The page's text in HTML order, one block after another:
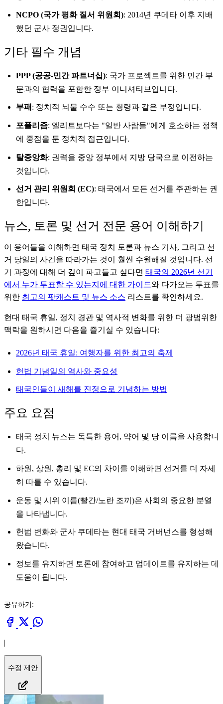
NCPO (국가 평화 질서 위원회): 2014년 쿠데타 이후 지배
했던 군사 정권입니다.
기타 필수 개념
PPP (공공-민간 파트너십): 국가 프로젝트를 위한 민간 부
문과의 협력을 포함한 정부 이니셔티브입니다.
부패 : 정치적 뇌물 수수 또는 횡령과 같은 부정입니다.
포퓰리즘: 엘리트보다는 "일반 사람들"에게 호소하는 정책
에 중점을 둔 정치적 접근입니다.
탈중앙화: 권력을 중앙 정부에서 지방 당국으로 이전하는
것입니다.
선거 관리 위원회 (EC): 태국에서 모든 선거를 주관하는 권
한입니다.
뉴스, 토론 및 선거 전문 용어 이해하기
이 용어들을 이해하면 태국 정치 토론과 뉴스 기사, 그리고 선
거 당일의 사건을 따라가는 것이 훨씬 수월해질 것입니다. 선
거 과정에 대해 더 깊이 파고들고 싶다면 태국의 2026년 선거
에서 누가 투표할 수 있는지에 대한 가이드와 다가오는 투표를
위한 최고의 팟캐스트 및 뉴스 소스 리스트를 확인하세요.
현대 태국 휴일, 정치 경관 및 역사적 변화를 위한 더 광범위한
맥락을 원하시면 다음을 즐기실 수 있습니다:
2026년 태국 휴일: 여행자를 위한 최고의 축제
헌법 기념일의 역사와 중요성
태국인들이 새해를 진정으로 기념하는 방법
주요 요점
태국 정치 뉴스는 독특한 용어, 약어 및 당 이름을 사용합니
다.
하원, 상원, 총리 및 EC의 차이를 이해하면 선거를 더 자세
히 따를 수 있습니다.
운동 및 시위 이름(빨간/노란 조끼)은 사회의 중요한 분열
을 나타냅니다.
헌법 변화와 군사 쿠데타는 현대 태국 거버넌스를 형성해
왔습니다.
정보를 유지하면 토론에 참여하고 업데이트를 유지하는 데
도움이 됩니다.
공유하기:
|
수정 제안